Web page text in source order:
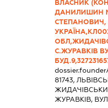
ВЛАСНИК
ДАНИЛИШИН
СТЕПАНОВИЧ,
С.ЖУРАВКІВ
81743,
ЖУРАВКІВ,